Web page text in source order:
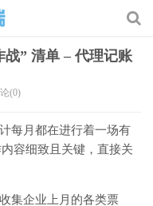
” 清单 – 代理记账
(0)
每月都在进行着一场有
容细致且关键，直接关
集企业上月的各类票